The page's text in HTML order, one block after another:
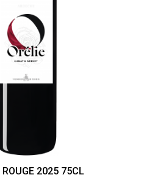
ROUGE 2025 75CL